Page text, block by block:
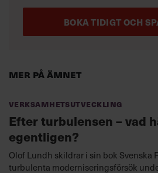
Mer på ämnet
Verksamhetsutveckling
Efter turbulensen – vad
egentligen?
Olof Lundh skildrar i sin bok Svenska
turbulenta moderniseringsförsök
BOKA TIDIGT OCH